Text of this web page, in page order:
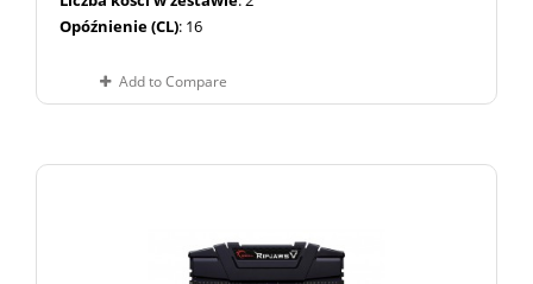
Opóźnienie (CL): 16
Add to Compare